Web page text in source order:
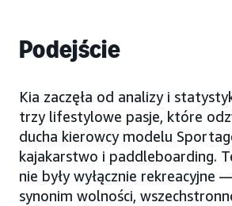
Podejście
Kia zaczęła od analizy i
trzy lifestylowe pasje, które
ducha kierowcy modelu
kajakarstwo i paddleboarding.
nie były wyłącznie rekreacyjne
synonim wolności,